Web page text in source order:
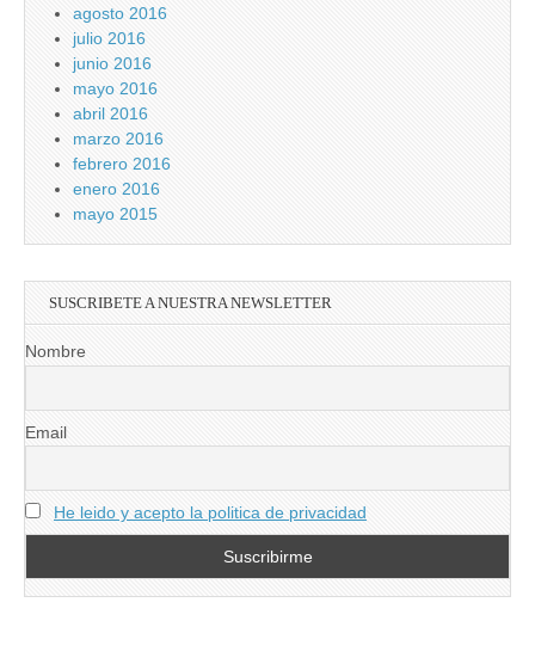
agosto 2016
julio 2016
junio 2016
mayo 2016
abril 2016
marzo 2016
febrero 2016
enero 2016
mayo 2015
SUSCRIBETE A NUESTRA NEWSLETTER
Nombre
Email
He leido y acepto la politica de privacidad